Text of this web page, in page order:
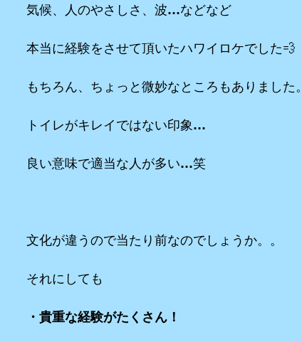
気候、人のやさしさ、波…などなど
本当に経験をさせて頂いたハワイロケでした💨
もちろん、ちょっと微妙なところもありました。
トイレがキレイではない印象…
良い意味で適当な人が多い…笑
文化が違うので当たり前なのでしょうか。。
それにしても
・貴重な経験がたくさん！